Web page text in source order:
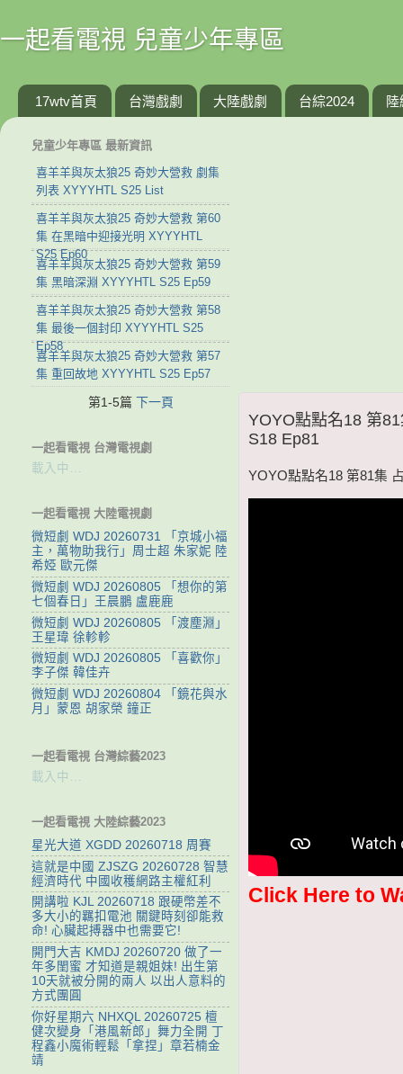
一起看電視 兒童少年專區
17wtv首頁 台灣戲劇 大陸戲劇 台綜2024 陸
YOYO點點名18 第
S18 Ep81
YOYO點點名18 第81集
Click Here to
兒童少年專區 最新資訊
喜羊羊與灰太狼25 奇妙大營救 劇集
列表 XYYYHTL S25 List
喜羊羊與灰太狼25 奇妙大營救 第60
集 在黑暗中迎接光明 XYYYHTL
S25 Ep60
喜羊羊與灰太狼25 奇妙大營救 第59
集 黑暗深淵 XYYYHTL S25 Ep59
喜羊羊與灰太狼25 奇妙大營救 第58
集 最後一個封印 XYYYHTL S25
Ep58
喜羊羊與灰太狼25 奇妙大營救 第57
集 重回故地 XYYYHTL S25 Ep57
第1-5篇 下一頁
一起看電視 台灣電視劇
載入中…
一起看電視 大陸電視劇
微短劇 WDJ 20260731 「京城小福
主，萬物助我行」周士超 朱家妮 陸
希婭 歐元傑
微短劇 WDJ 20260805 「想你的第
七個春日」王晨鵬 盧鹿鹿
微短劇 WDJ 20260805 「渡塵淵」
王星瑋 徐軫軫
微短劇 WDJ 20260805 「喜歡你」
李子傑 韓佳卉
微短劇 WDJ 20260804 「鏡花與水
月」蒙恩 胡家榮 鐘正
一起看電視 台灣綜藝2023
載入中…
一起看電視 大陸綜藝2023
星光大道 XGDD 20260718 周賽
這就是中國 ZJSZG 20260728 智慧
經濟時代 中國收穫網路主權紅利
開講啦 KJL 20260718 跟硬幣差不
多大小的羈扣電池 關鍵時刻卻能救
命! 心臟起搏器中也需要它!
開門大吉 KMDJ 20260720 做了一
年多閨蜜 才知道是親姐妹! 出生第
10天就被分開的兩人 以出人意料的
方式團圓
你好星期六 NHXQL 20260725 檀
健次變身「港風新郎」舞力全開 丁
程鑫小魔術輕鬆「拿捏」章若楠金
靖